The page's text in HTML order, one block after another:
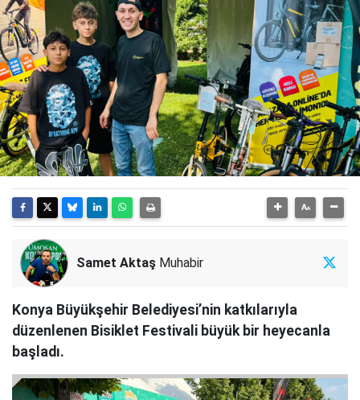
Samet Aktaş Muhabir
Konya Büyükşehir Belediyesi’nin katkılarıyla
düzenlenen Bisiklet Festivali büyük bir heyecanla
başladı.